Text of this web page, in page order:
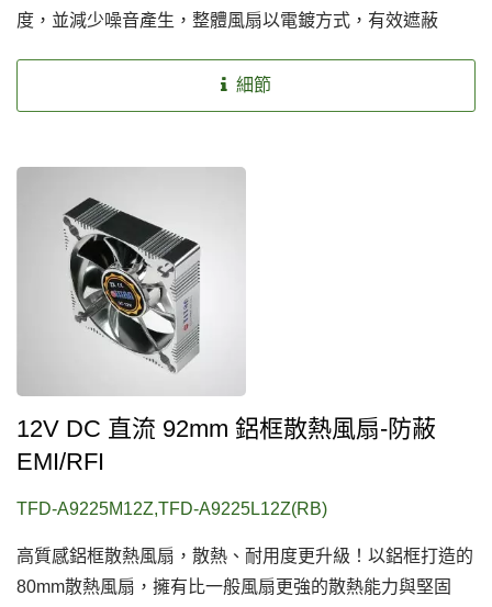
度，並減少噪音產生，整體風扇以電鍍方式，有效遮蔽
細節
12V DC 直流 92mm 鋁框散熱風扇-防蔽
EMI/RFI
TFD-A9225M12Z,TFD-A9225L12Z(RB)
高質感鋁框散熱風扇，散熱、耐用度更升級！以鋁框打造的
80mm散熱風扇，擁有比一般風扇更強的散熱能力與堅固